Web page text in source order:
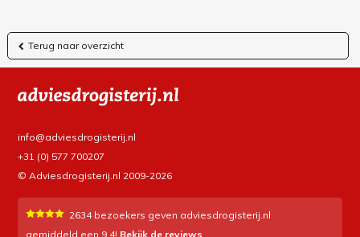
Terug naar overzicht
info@adviesdrogisterij.nl
+31 (0) 577 700207
© Adviesdrogisterij.nl 2009-2026
2634bezoekers geven adviesdrogisterij.nl
gemiddeld een 9.4! Bekijk de reviews